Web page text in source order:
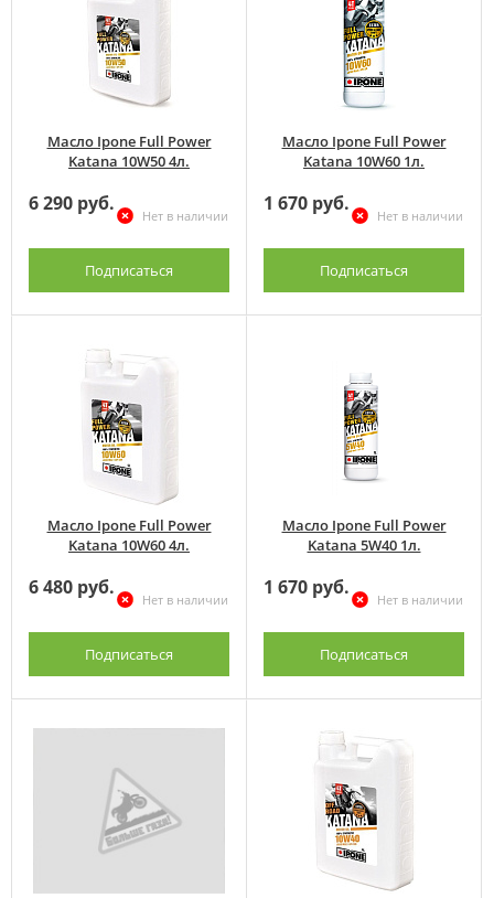
Масло Ipone Full Power
Katana 10W50 4л.
6 290 руб.
Нет в наличии
Подписаться
Масло Ipone Full Power
Katana 10W60 1л.
1 670 руб.
Нет в наличии
Подписаться
Масло Ipone Full Power
Katana 10W60 4л.
6 480 руб.
Нет в наличии
Подписаться
Масло Ipone Full Power
Katana 5W40 1л.
1 670 руб.
Нет в наличии
Подписаться